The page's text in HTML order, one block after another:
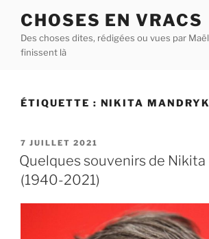
contenu
principal
CHOSES EN VRACS
Des choses dites, rédigées ou vues par
finissent là
ÉTIQUETTE : NIKITA
PUBLIÉ
LE
7 JUILLET 2021
Quelques souvenirs de Nikita
(1940-2021)